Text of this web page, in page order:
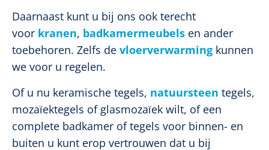
Daarnaast kunt u bij ons ook terecht
voor kranen, badkamermeubels en ander
toebehoren. Zelfs de vloerverwarming kunnen
we voor u regelen.
Of u nu keramische tegels, natuursteen tegels,
mozaïektegels of glasmozaïek wilt, of een
complete badkamer of tegels voor binnen- en
buiten u kunt erop vertrouwen dat u bij